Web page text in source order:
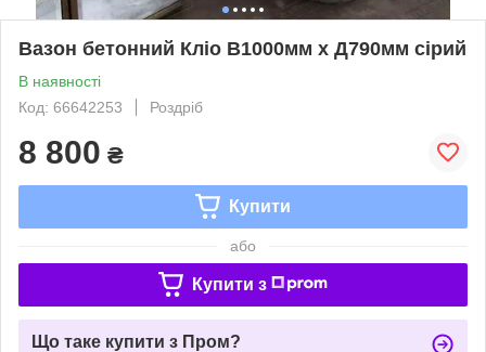
Вазон бетонний Кліо В1000мм х Д790мм сірий
В наявності
Код: 66642253
Роздріб
8 800 ₴
Купити
або
Купити з
Що таке купити з Пром?